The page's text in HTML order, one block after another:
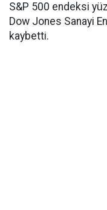
S&P 500 endeksi
Dow Jones Sanayi
kaybetti.